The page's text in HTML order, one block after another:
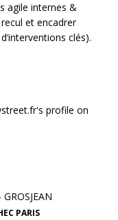
agile internes &
et encadrer
clés).
PARIS